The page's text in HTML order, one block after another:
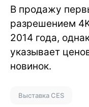
В продажу
разрешением
2014 года,
указывает
новинок.
Выставка CES